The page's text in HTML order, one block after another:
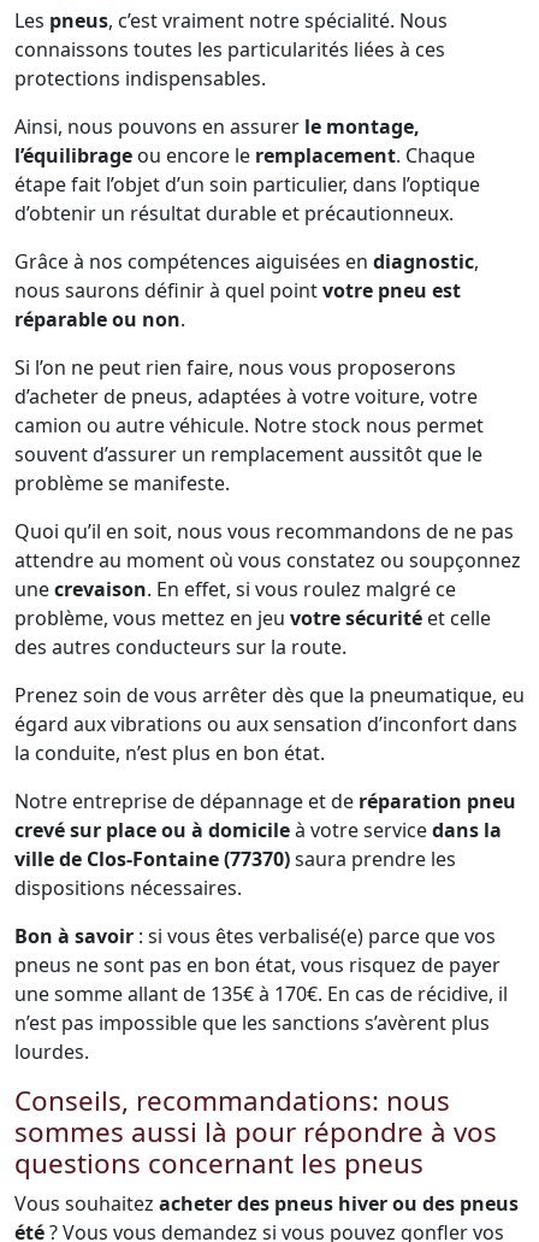
Les pneus, c’est vraiment notre spécialité. Nous
connaissons toutes les particularités liées à ces
protections indispensables.
Ainsi, nous pouvons en assurer le montage,
l’équilibrage ou encore le remplacement. Chaque
étape fait l’objet d’un soin particulier, dans l’optique
d’obtenir un résultat durable et précautionneux.
Grâce à nos compétences aiguisées en diagnostic,
nous saurons définir à quel pointvotre pneu est
réparable ou non.
Si l’on ne peut rien faire, nous vous proposerons
d’acheter de pneus, adaptées à votre voiture, votre
camion ou autre véhicule. Notre stock nous permet
souvent d’assurer un remplacement aussitôt que le
problème se manifeste.
Quoi qu’il en soit, nous vous recommandons de ne pas
attendre au moment où vous constatez ou soupçonnez
unecrevaison. En effet, si vous roulez malgré ce
problème, vous mettez en jeu votre sécurité et celle
des autres conducteurs sur la route.
Prenez soin de vous arrêter dès que la pneumatique, eu
égard aux vibrations ou aux sensation d’inconfort dans
la conduite, n’est plus en bon état.
Notre entreprise de dépannage et de réparation pneu
crevé sur place ou à domicileà votre servicedans la
ville de Clos-Fontaine (77370)saura prendre les
dispositions nécessaires.
Bon à savoir : si vous êtes verbalisé(e) parce que vos
pneus ne sont pas en bon état, vous risquez de payer
une somme allant de 135€ à 170€. En cas de récidive, il
n’est pas impossible que les sanctions s’avèrent plus
lourdes.
Conseils, recommandations: nous
sommes aussi là pour répondre à vos
questions concernant les pneus
Vous souhaitez acheter des pneus hiver ou des pneus
été? Vous vous demandez si vous pouvez gonfler vos